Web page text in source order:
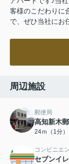
客様のこだわりに
で、ぜひ当社にお
周辺施設
郵便局
高知新木
24ｍ（1分）
コンビニエ
セブンイ